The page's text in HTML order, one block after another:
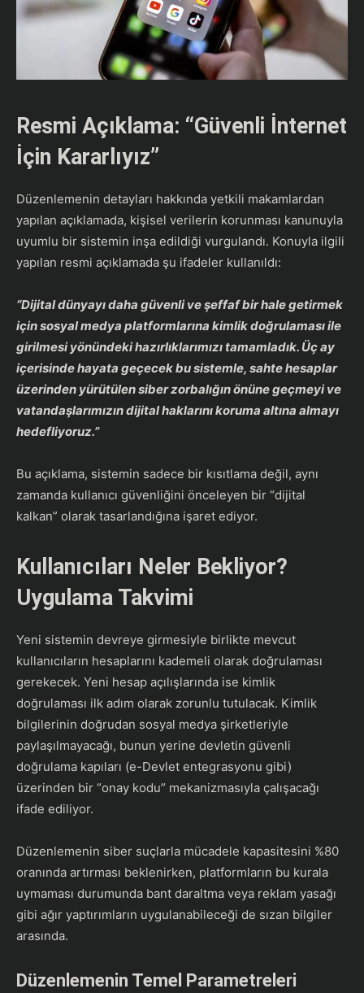
Resmi Açıklama: “Güvenli İnternet
İçin Kararlıyız”
​Düzenlemenin detayları hakkında yetkili makamlardan
yapılan açıklamada, kişisel verilerin korunması kanunuyla
uyumlu bir sistemin inşa edildiği vurgulandı. Konuyla ilgili
yapılan resmi açıklamada şu ifadeler kullanıldı:
“Dijital dünyayı daha güvenli ve şeffaf bir hale getirmek
için sosyal medya platformlarına kimlik doğrulaması ile
girilmesi yönündeki hazırlıklarımızı tamamladık. Üç ay
içerisinde hayata geçecek bu sistemle, sahte hesaplar
üzerinden yürütülen siber zorbalığın önüne geçmeyi ve
vatandaşlarımızın dijital haklarını koruma altına almayı
hedefliyoruz.”
​Bu açıklama, sistemin sadece bir kısıtlama değil, aynı
zamanda kullanıcı güvenliğini önceleyen bir “dijital
kalkan” olarak tasarlandığına işaret ediyor.
Kullanıcıları Neler Bekliyor?
Uygulama Takvimi
​Yeni sistemin devreye girmesiyle birlikte mevcut
kullanıcıların hesaplarını kademeli olarak doğrulaması
gerekecek. Yeni hesap açılışlarında ise kimlik
doğrulaması ilk adım olarak zorunlu tutulacak. Kimlik
bilgilerinin doğrudan sosyal medya şirketleriyle
paylaşılmayacağı, bunun yerine devletin güvenli
doğrulama kapıları (e-Devlet entegrasyonu gibi)
üzerinden bir “onay kodu” mekanizmasıyla çalışacağı
ifade ediliyor.
​Düzenlemenin siber suçlarla mücadele kapasitesini %80
oranında artırması beklenirken, platformların bu kurala
uymaması durumunda bant daraltma veya reklam yasağı
gibi ağır yaptırımların uygulanabileceği de sızan bilgiler
arasında.
Düzenlemenin Temel Parametreleri